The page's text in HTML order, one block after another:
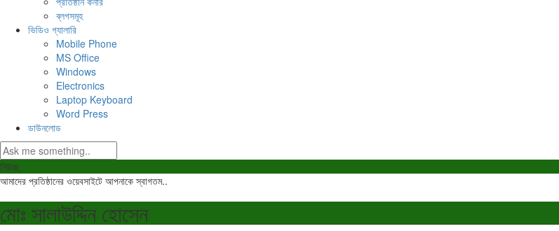
ব্লগসমূহ
ভিডিও গ্যালারি
Mobile Phone
MS Office
Windows
Electronics
Laptop Keyboard
Word Press
ডাউনলোড
নিউজ:
আমাদের প্রতিষ্ঠানের ওয়েবসাইটে আপনাকে স্বাগতম..
মোঃ সালাউদ্দিন হোসেন